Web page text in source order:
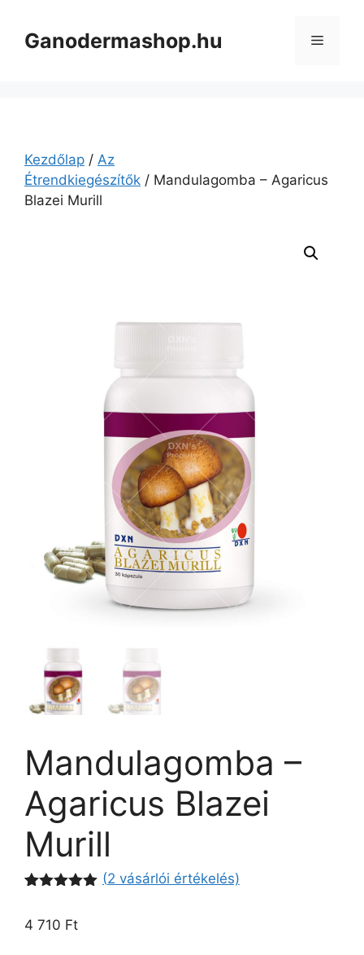
tartalomba
Ganodermashop.hu Menü
Kezdőlap / Az
Étrendkiegészítők / Mandulagomba – Agaricus
Blazei Murill
Mandulagomba –
Agaricus Blazei
Murill
ből,
(2 vásárlói értékelés)
4 710 Ft